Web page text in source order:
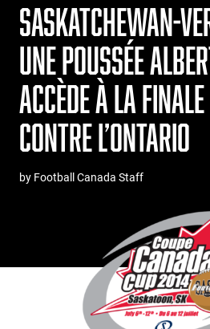
SASKATCHEWAN-
UNE POUSSÉE
ACCÈDE À LA
CONTRE L’ONTARIO
by Football Canada Staff